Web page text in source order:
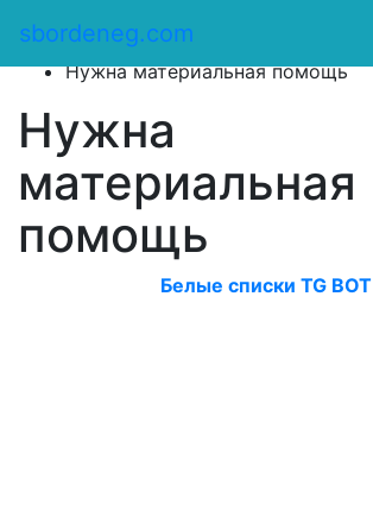
sbordeneg.com
Оказать помощь
Нужна материальная помощь
Нужна
материальная
помощь
Белые списки TG BOT